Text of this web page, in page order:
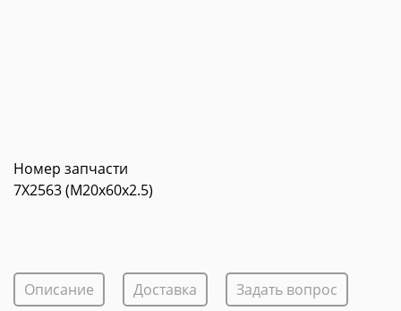
Номер запчасти
7X2563 (M20x60x2.5)
Описание Доставка Задать вопрос